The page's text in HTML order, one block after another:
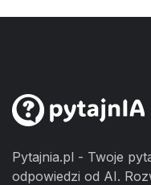
Pytajnia.pl - Twoje
odpowiedzi od AI.